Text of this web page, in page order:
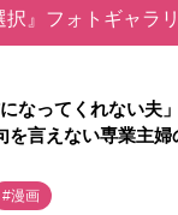
択』フォトギャラ
になってくれない夫
言えない専業主婦
#漫画